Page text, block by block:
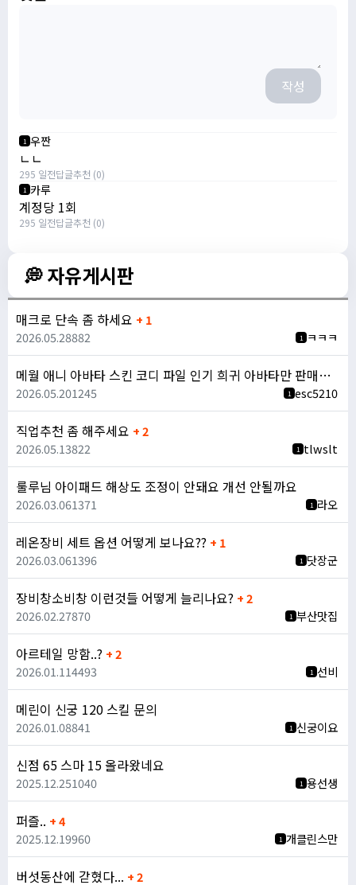
작성
1 우짠
ㄴㄴ
295 일전답글추천 (0)
1 카루
계정당 1회
295 일전답글추천 (0)
💭 자유게시판
매크로 단속 좀 하세요 + 1
1 ㅋㅋㅋ
2026.05.28882
메월 애니 아바타 스킨 코디 파일 인기 희귀 아바타만 판매합니다
1 esc5210
2026.05.201245
직업추천 좀 해주세요 + 2
1 tlwslt
2026.05.13822
룰루님 아이패드 해상도 조정이 안돼요 개선 안될까요
1 라오
2026.03.061371
레온장비 세트 옵션 어떻게 보나요?? + 1
1 닷장군
2026.03.061396
장비창소비창 이런것들 어떻게 늘리나요? + 2
1 부산맛집
2026.02.27870
아르테일 망함..? + 2
1 선비
2026.01.114493
메린이 신궁 120 스킬 문의
1 신궁이요
2026.01.08841
신점 65 스마 15 올라왔네요
1 용선생
2025.12.251040
퍼즐.. + 4
1 개클린스만
2025.12.19960
버섯동산에 갇혔다... + 2